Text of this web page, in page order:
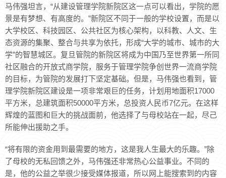
马伟强坦言，“从建设管理学院新院区这一点可以看出，学院的愿
景是有梦想、有高度的。”新院区不同于一般的学校设置，而是以
大学校区、科技园区、公共社区为核心架构，以科教、人文、生
态资源的集聚、整合与共享为依托，形成“大学的城市、城市的大
学”的智慧城区。复旦管院的新院区将成为中国乃至世界第一所同
社区融合的开放式商学院，服务于管理学院争创世界一流商学院
的目标，为管院的发展打下坚定基础。但是，马伟强也看到，管
理学院新院区建设是一项非常艰巨的任务，计划用地面积17000
平方米，总建筑面积50000平方米，总投资人民币7亿元。在这样
辉煌的蓝图和巨大的挑战面前，他选择了与母校站在一起，尽己
所能伸出援助之手。
“将有限的资金用到最需要的地方，这是我人生最大的乐趣。”除
了母校的无私回馈之外，马伟强还非常热心公益事业。不同的
是，他的公益之举很少接受媒体报道，所以网上能搜索到的内容